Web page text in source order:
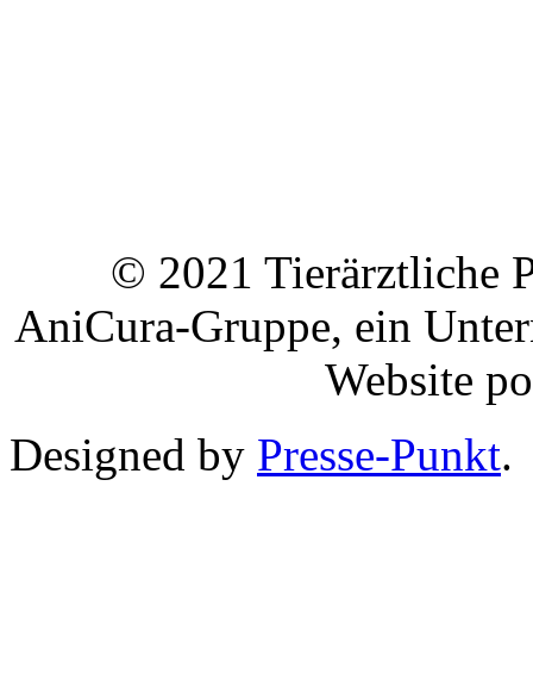
© 2021 Tierärztliche
AniCura-Gruppe, ein
Website
Designed by Presse-Punkt.